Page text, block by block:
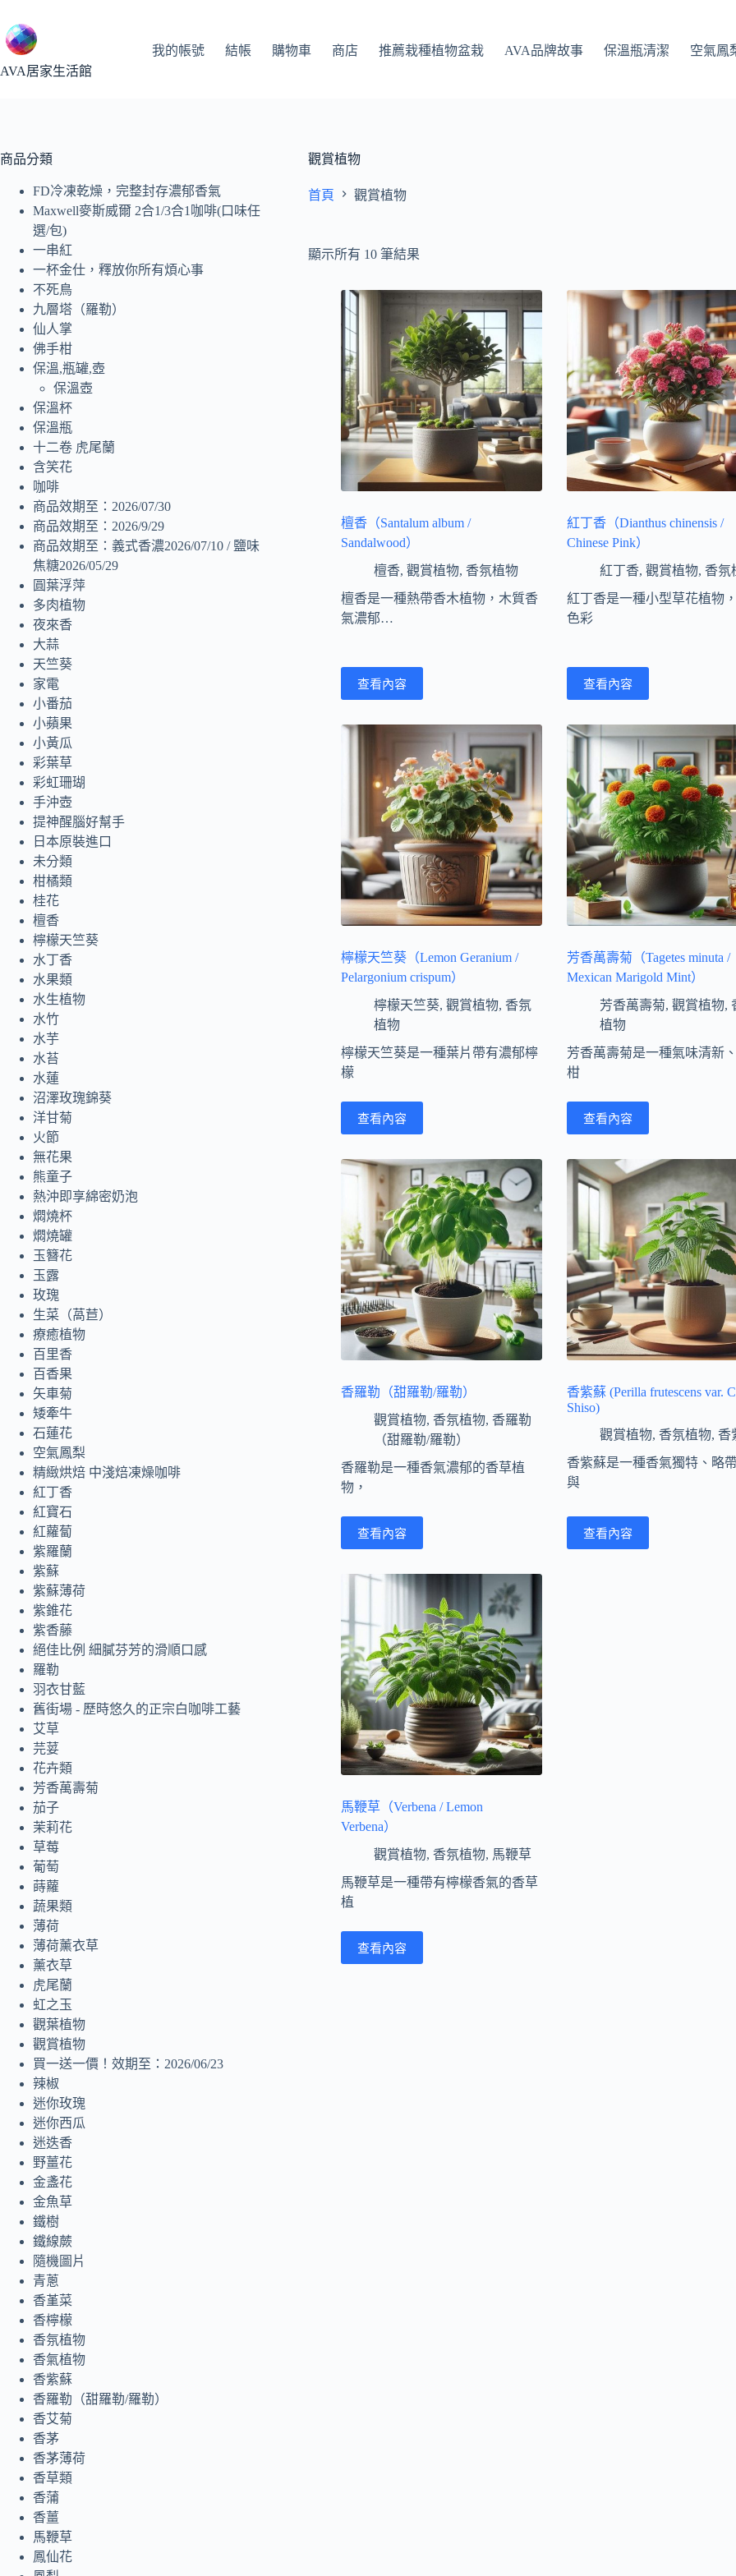
至
主
要
AVA居家生活館
我的帳號 結帳 購物車 商店 推薦栽種植物盆栽 AVA品牌故事 保溫瓶清潔 空氣鳳
觀賞植物
首頁 觀賞植物
顯示所有 10 筆結果依
新
項
目
排
序
檀香（Santalum album /
Sandalwood）
檀香, 觀賞植物, 香氛植物
檀香是一種熱帶香木植物，木質香
氣濃郁…
查看內容
紅丁香（Dianthus chinensis /
Chinese Pink）
紅丁香, 觀賞植物, 香氛
紅丁香是一種小型草花植物
色彩
查看內容
檸檬天竺葵（Lemon Geranium /
Pelargonium crispum）
檸檬天竺葵, 觀賞植物, 香氛
植物
檸檬天竺葵是一種葉片帶有濃郁檸
檬
查看內容
芳香萬壽菊（Tagetes minuta /
Mexican Marigold Mint）
芳香萬壽菊, 觀賞植物,
植物
芳香萬壽菊是一種氣味清新
柑
查看內容
香羅勒（甜羅勒/羅勒）
觀賞植物, 香氛植物, 香羅勒
（甜羅勒/羅勒）
香羅勒是一種香氣濃郁的香草植
物，
查看內容
香紫蘇 (Perilla frutescens var.
Shiso)
觀賞植物, 香氛植物, 香
香紫蘇是一種香氣獨特、略
與
查看內容
馬鞭草（Verbena / Lemon
Verbena）
觀賞植物, 香氛植物, 馬鞭草
馬鞭草是一種帶有檸檬香氣的香草
植
查看內容
商品分類
FD冷凍乾燥，完整封存濃郁香氣
Maxwell麥斯威爾 2合1/3合1咖啡(口味任
選/包)
一串紅
一杯金仕，釋放你所有煩心事
不死鳥
九層塔（羅勒）
仙人掌
佛手柑
保溫,瓶罐,壺
保溫壺
保溫杯
保溫瓶
十二卷 虎尾蘭
含笑花
咖啡
商品效期至：2026/07/30
商品效期至：2026/9/29
商品效期至：義式香濃2026/07/10 / 鹽味
焦糖2026/05/29
圓葉浮萍
多肉植物
夜來香
大蒜
天竺葵
家電
小番茄
小蘋果
小黃瓜
彩葉草
彩虹珊瑚
手沖壺
提神醒腦好幫手
日本原裝進口
未分類
柑橘類
桂花
檀香
檸檬天竺葵
水丁香
水果類
水生植物
水竹
水芋
水苔
水蓮
沼澤玫瑰錦葵
洋甘菊
火節
無花果
熊童子
熱沖即享綿密奶泡
燜燒杯
燜燒罐
玉簪花
玉露
玫瑰
生菜（萵苣）
療癒植物
百里香
百香果
矢車菊
矮牽牛
石蓮花
空氣鳳梨
精緻烘焙 中淺焙凍燥咖啡
紅丁香
紅寶石
紅蘿蔔
紫羅蘭
紫蘇
紫蘇薄荷
紫錐花
紫香藤
絕佳比例 細膩芬芳的滑順口感
羅勒
羽衣甘藍
舊街場 - 歷時悠久的正宗白咖啡工藝
艾草
芫荽
花卉類
芳香萬壽菊
茄子
茉莉花
草莓
葡萄
蒔蘿
蔬果類
薄荷
薄荷薰衣草
薰衣草
虎尾蘭
虹之玉
觀葉植物
觀賞植物
買一送一價！效期至：2026/06/23
辣椒
迷你玫瑰
迷你西瓜
迷迭香
野薑花
金盞花
金魚草
鐵樹
鐵線蕨
隨機圖片
青蔥
香堇菜
香檸檬
香氛植物
香氣植物
香紫蘇
香羅勒（甜羅勒/羅勒）
香艾菊
香茅
香茅薄荷
香草類
香蒲
香薑
馬鞭草
鳳仙花